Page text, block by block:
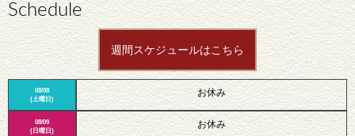
Schedule
週間スケジュールはこちら
08/08
(土曜日)
08/09
(日曜日)
お休み
お休み